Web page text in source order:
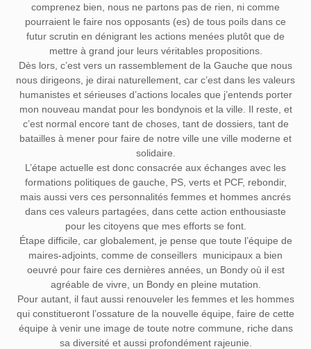
comprenez bien, nous ne partons pas de rien, ni comme
pourraient le faire nos opposants (es) de tous poils dans ce
futur scrutin en dénigrant les actions menées plutôt que de
mettre à grand jour leurs véritables propositions.
Dès lors, c’est vers un rassemblement de la Gauche que nous
nous dirigeons, je dirai naturellement, car c’est dans les valeurs
humanistes et sérieuses d’actions locales que j’entends porter
mon nouveau mandat pour les bondynois et la ville. Il reste, et
c’est normal encore tant de choses, tant de dossiers, tant de
batailles à mener pour faire de notre ville une ville moderne et
solidaire.
L’étape actuelle est donc consacrée aux échanges avec les
formations politiques de gauche, PS, verts et PCF, rebondir,
mais aussi vers ces personnalités femmes et hommes ancrés
dans ces valeurs partagées, dans cette action enthousiaste
pour les citoyens que mes efforts se font.
Étape difficile, car globalement, je pense que toute l’équipe de
maires-adjoints, comme de conseillers municipaux a bien
oeuvré pour faire ces dernières années, un Bondy où il est
agréable de vivre, un Bondy en pleine mutation.
Pour autant, il faut aussi renouveler les femmes et les hommes
qui constitueront l’ossature de la nouvelle équipe, faire de cette
équipe à venir une image de toute notre commune, riche dans
sa diversité et aussi profondément rajeunie.